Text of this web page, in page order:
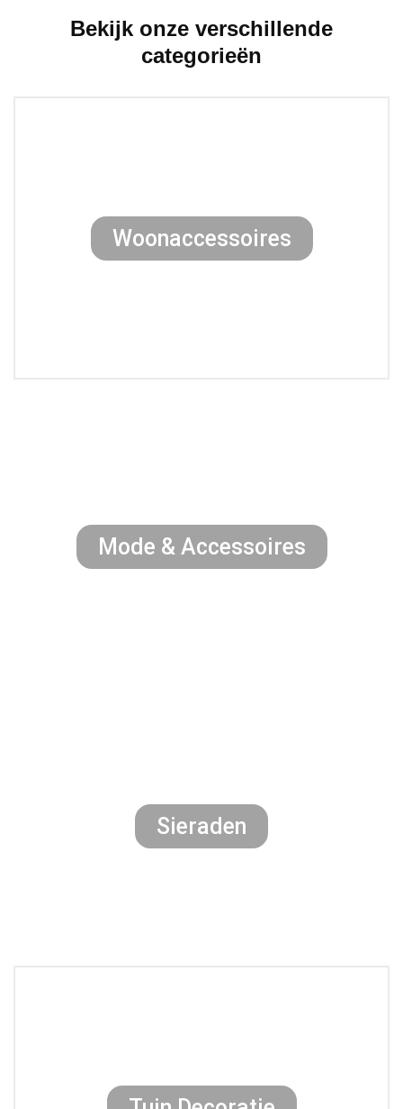
Bekijk onze verschillende
categorieën
Woonaccessoires
Mode & Accessoires
Sieraden